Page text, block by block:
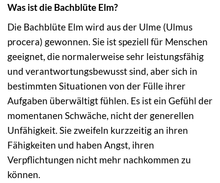
Was ist die Bachblüte Elm?
Die Bachblüte Elm wird aus der Ulme (Ulmus
procera) gewonnen. Sie ist speziell für Menschen
geeignet, die normalerweise sehr leistungsfähig
und verantwortungsbewusst sind, aber sich in
bestimmten Situationen von der Fülle ihrer
Aufgaben überwältigt fühlen. Es ist ein Gefühl der
momentanen Schwäche, nicht der generellen
Unfähigkeit. Sie zweifeln kurzzeitig an ihren
Fähigkeiten und haben Angst, ihren
Verpflichtungen nicht mehr nachkommen zu
können.